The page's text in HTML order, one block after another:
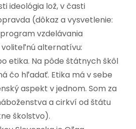
ideológia lož, v časti
(dôkaz a vysvetlenie:
vzdelávania
voliteľnú alternatívu:
etika. Na pôde štátnych škôl
čo hľadať. Etika má v sebe
aspekt v jednom. Som za
a cirkví od štátu
školstvo).